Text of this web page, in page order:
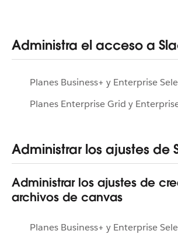
Administra el acceso a
Planes Business+ y Enterprise
Planes Enterprise Grid y
Administrar los ajustes de
Administrar los ajustes de
archivos de canvas
Planes Business+ y Enterprise